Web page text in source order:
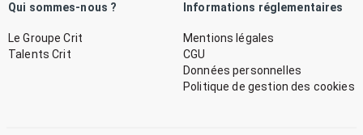
Qui sommes-nous ?
Le Groupe Crit
Talents Crit
Informations réglementaires
Mentions légales
CGU
Données personnelles
Politique de gestion des cookies